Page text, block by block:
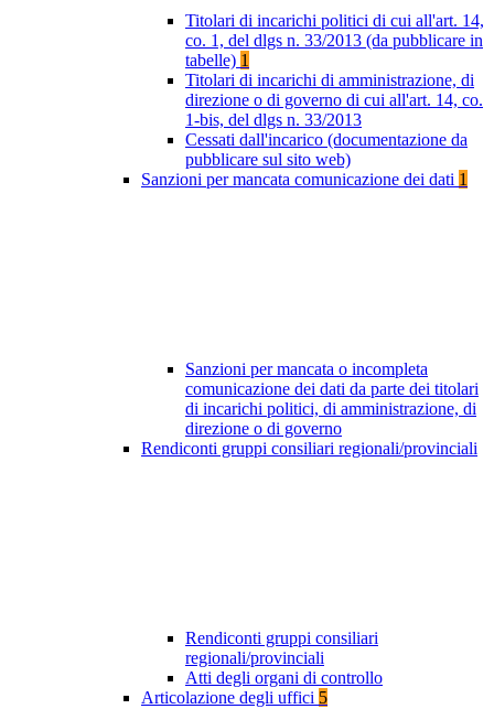
Titolari di incarichi politici di cui all'art. 14,
co. 1, del dlgs n. 33/2013 (da pubblicare in
tabelle) 1
Titolari di incarichi di amministrazione, di
direzione o di governo di cui all'art. 14, co.
1-bis, del dlgs n. 33/2013
Cessati dall'incarico (documentazione da
pubblicare sul sito web)
Sanzioni per mancata comunicazione dei dati 1
Sanzioni per mancata o incompleta
comunicazione dei dati da parte dei titolari
di incarichi politici, di amministrazione, di
direzione o di governo
Rendiconti gruppi consiliari regionali/provinciali
Rendiconti gruppi consiliari
regionali/provinciali
Atti degli organi di controllo
Articolazione degli uffici 5